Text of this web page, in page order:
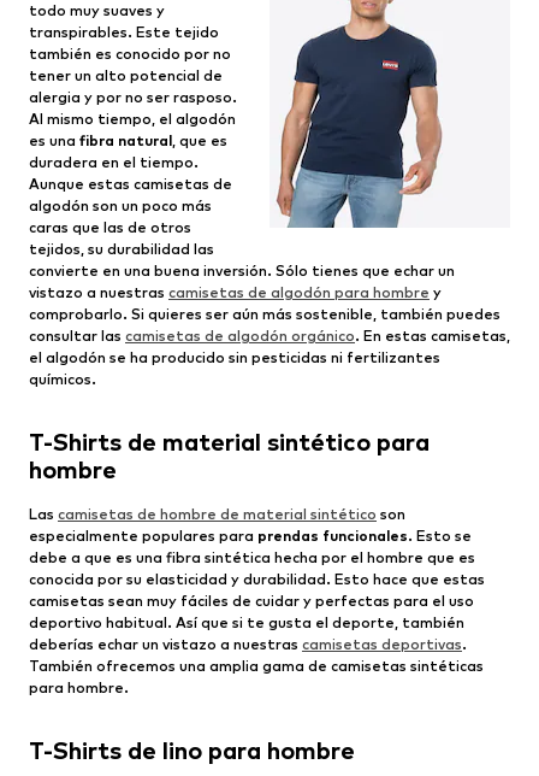
todo muy suaves y
transpirables. Este tejido
también es conocido por no
tener un alto potencial de
alergia y por no ser rasposo.
Al mismo tiempo, el algodón
es una fibra natural, que es
duradera en el tiempo.
Aunque estas camisetas de
algodón son un poco más
caras que las de otros
tejidos, su durabilidad las
convierte en una buena inversión. Sólo tienes que echar un
vistazo a nuestras camisetas de algodón para hombre y
comprobarlo. Si quieres ser aún más sostenible, también puedes
consultar las camisetas de algodón orgánico. En estas camisetas,
el algodón se ha producido sin pesticidas ni fertilizantes
químicos.
T-Shirts de material sintético para
hombre
Las camisetas de hombre de material sintético son
especialmente populares para prendas funcionales. Esto se
debe a que es una fibra sintética hecha por el hombre que es
conocida por su elasticidad y durabilidad. Esto hace que estas
camisetas sean muy fáciles de cuidar y perfectas para el uso
deportivo habitual. Así que si te gusta el deporte, también
deberías echar un vistazo a nuestras camisetas deportivas.
También ofrecemos una amplia gama de camisetas sintéticas
para hombre.
T-Shirts de lino para hombre